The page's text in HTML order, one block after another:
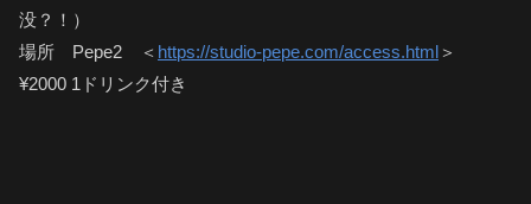
没？！）
場所 Pepe2 ＜ https://studio-pepe.com/access.html＞
¥2000 1ドリンク付き